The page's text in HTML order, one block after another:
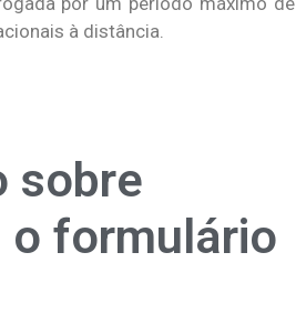
à distância.
sobre
o formulário